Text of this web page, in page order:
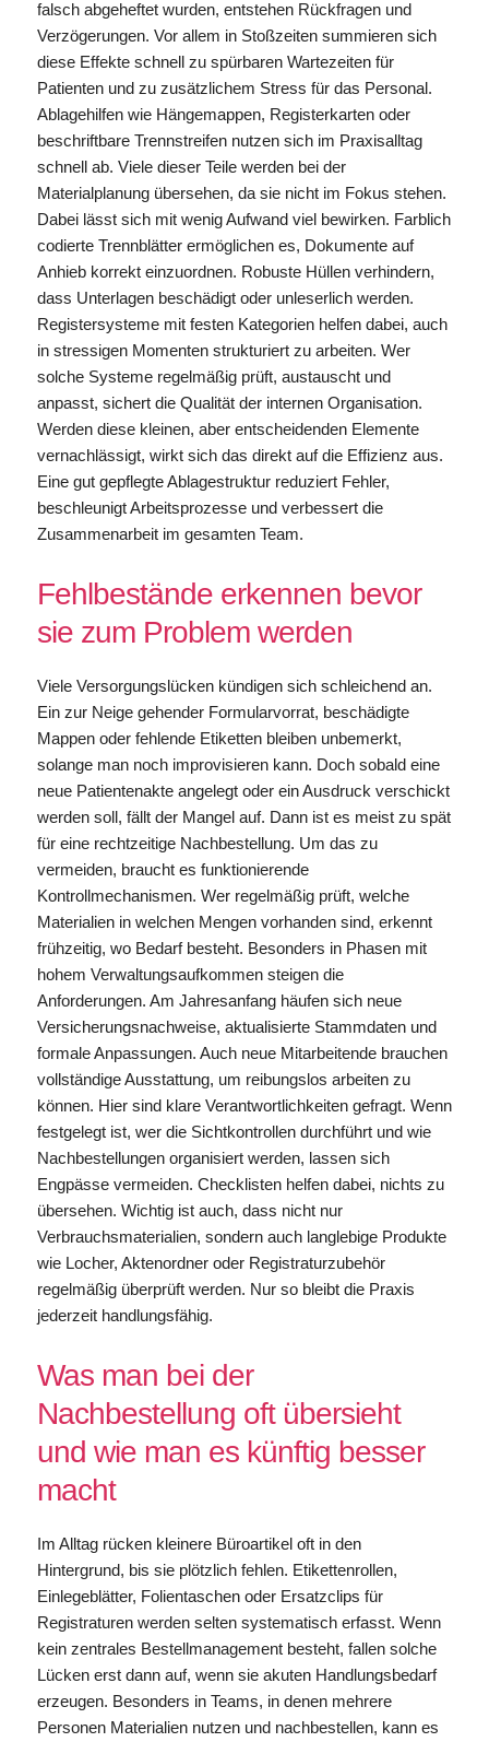
falsch abgeheftet wurden, entstehen Rückfragen und
Verzögerungen. Vor allem in Stoßzeiten summieren sich
diese Effekte schnell zu spürbaren Wartezeiten für
Patienten und zu zusätzlichem Stress für das Personal.
Ablagehilfen wie Hängemappen, Registerkarten oder
beschriftbare Trennstreifen nutzen sich im Praxisalltag
schnell ab. Viele dieser Teile werden bei der
Materialplanung übersehen, da sie nicht im Fokus stehen.
Dabei lässt sich mit wenig Aufwand viel bewirken. Farblich
codierte Trennblätter ermöglichen es, Dokumente auf
Anhieb korrekt einzuordnen. Robuste Hüllen verhindern,
dass Unterlagen beschädigt oder unleserlich werden.
Registersysteme mit festen Kategorien helfen dabei, auch
in stressigen Momenten strukturiert zu arbeiten. Wer
solche Systeme regelmäßig prüft, austauscht und
anpasst, sichert die Qualität der internen Organisation.
Werden diese kleinen, aber entscheidenden Elemente
vernachlässigt, wirkt sich das direkt auf die Effizienz aus.
Eine gut gepflegte Ablagestruktur reduziert Fehler,
beschleunigt Arbeitsprozesse und verbessert die
Zusammenarbeit im gesamten Team.
Fehlbestände erkennen bevor
sie zum Problem werden
Viele Versorgungslücken kündigen sich schleichend an.
Ein zur Neige gehender Formularvorrat, beschädigte
Mappen oder fehlende Etiketten bleiben unbemerkt,
solange man noch improvisieren kann. Doch sobald eine
neue Patientenakte angelegt oder ein Ausdruck verschickt
werden soll, fällt der Mangel auf. Dann ist es meist zu spät
für eine rechtzeitige Nachbestellung. Um das zu
vermeiden, braucht es funktionierende
Kontrollmechanismen. Wer regelmäßig prüft, welche
Materialien in welchen Mengen vorhanden sind, erkennt
frühzeitig, wo Bedarf besteht. Besonders in Phasen mit
hohem Verwaltungsaufkommen steigen die
Anforderungen. Am Jahresanfang häufen sich neue
Versicherungsnachweise, aktualisierte Stammdaten und
formale Anpassungen. Auch neue Mitarbeitende brauchen
vollständige Ausstattung, um reibungslos arbeiten zu
können. Hier sind klare Verantwortlichkeiten gefragt. Wenn
festgelegt ist, wer die Sichtkontrollen durchführt und wie
Nachbestellungen organisiert werden, lassen sich
Engpässe vermeiden. Checklisten helfen dabei, nichts zu
übersehen. Wichtig ist auch, dass nicht nur
Verbrauchsmaterialien, sondern auch langlebige Produkte
wie Locher, Aktenordner oder Registraturzubehör
regelmäßig überprüft werden. Nur so bleibt die Praxis
jederzeit handlungsfähig.
Was man bei der
Nachbestellung oft übersieht
und wie man es künftig besser
macht
Im Alltag rücken kleinere Büroartikel oft in den
Hintergrund, bis sie plötzlich fehlen. Etikettenrollen,
Einlegeblätter, Folientaschen oder Ersatzclips für
Registraturen werden selten systematisch erfasst. Wenn
kein zentrales Bestellmanagement besteht, fallen solche
Lücken erst dann auf, wenn sie akuten Handlungsbedarf
erzeugen. Besonders in Teams, in denen mehrere
Personen Materialien nutzen und nachbestellen, kann es